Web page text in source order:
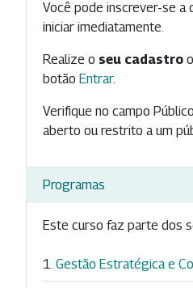
Você pode inscrever-se a
iniciar imediatamente.
Realize o seu cadastro
botão Entrar.
Verifique no campo
aberto ou restrito a um
Programas
Este curso faz parte dos
Gestão Estratégica e